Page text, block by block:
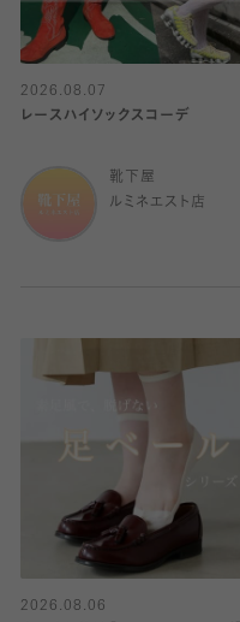
2026.08.07
レースハイソックスコーデ
靴下屋
ルミネエスト店
2026.08.06